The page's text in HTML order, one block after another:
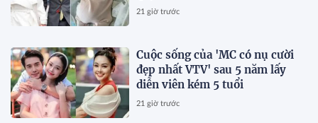
21 giờ trước
Cuộc sống của 'MC có nụ cười
đẹp nhất VTV' sau 5 năm lấy
diễn viên kém 5 tuổi
21 giờ trước